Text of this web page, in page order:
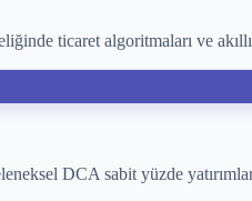
ticaret algoritmaları ve
DCA sabit yüzde